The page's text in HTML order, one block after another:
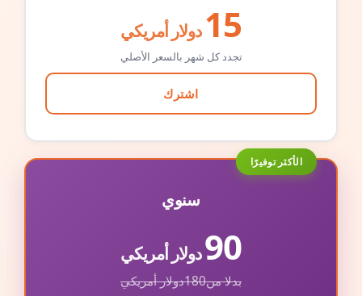
15 دولار أمريكي
تجدد كل شهر بالسعر الأصلي
اشترك
الأكثر توفيرًا
سنوي
90دولار أمريكي
بدلا من180دولار أمريكي